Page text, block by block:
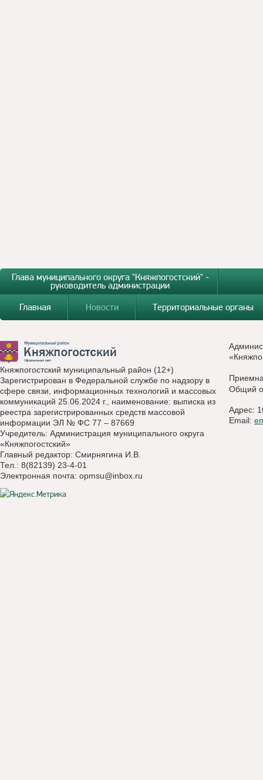
Глава муниципального округа "Княжпогостский" -
руководитель администрации
Главная
Новости Территориальные органы
Княжпогостский муниципальный район (12+)
Зарегистрирован в Федеральной службе по надзору в
сфере связи, информационных технологий и массовых
коммуникаций 25.06.2024 г., наименование: выписка из
реестра зарегистрированных средств массовой
информации ЭЛ № ФС 77 – 87669
Учредитель: Администрация муниципального округа
«Княжпогостский»
Главный редактор: Смирнягина И.В.
Тел.: 8(82139) 23-4-01
Электронная почта: opmsu@inbox.ru
Общий
Адрес:
Email: